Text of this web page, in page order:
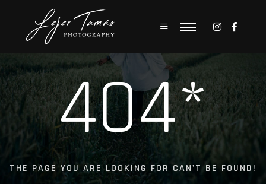
404*
THE PAGE YOU ARE LOOKING FOR CAN'T BE FOUND!